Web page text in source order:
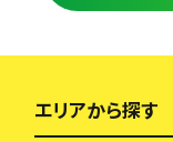
エリアから探す